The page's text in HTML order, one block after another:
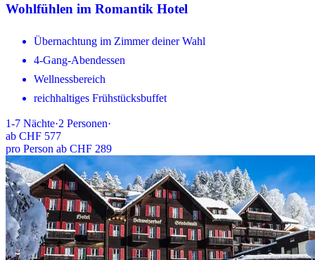
Wohlfühlen im Romantik Hotel
Übernachtung im Zimmer deiner Wahl
4-Gang-Abendessen
Wellnessbereich
reichhaltiges Frühstücksbuffet
1-7 Nächte·2 Personen·
ab CHF 577
pro Person ab CHF 289